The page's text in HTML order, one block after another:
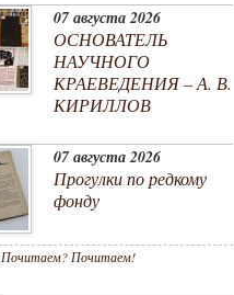
07 августа 2026
ОСНОВАТЕЛЬ
НАУЧНОГО
КРАЕВЕДЕНИЯ – А. В.
КИРИЛЛОВ
07 августа 2026
Прогулки по редкому
фонду
Почитаем? Почитаем!